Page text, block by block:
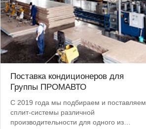
Поставка кондиционеров для
Группы ПРОМАВТО
С 2019 года мы подбираем и поставляем
сплит-системы различной
производительности для одного из